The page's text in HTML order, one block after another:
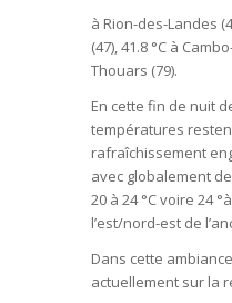
à Rion-des-Landes
(47), 41.8 °C à
Thouars (79).
En cette fin de nuit
températures
rafraîchissement
avec globalement
20 à 24 °C voire 24
l’est/nord-est de
Dans cette
actuellement sur la